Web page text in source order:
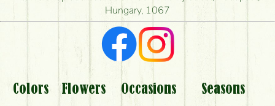
What kind of feedback do I get about sending
flowers?
Am I really getting what is in the picture?
What should I know about the delivery?
Hungary, 1067
Colors Flowers Occasions Seasons